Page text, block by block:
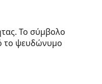
Το σύμβολο
το ψευδώνυμο